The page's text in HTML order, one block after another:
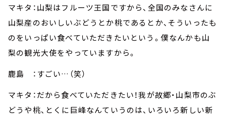
マキタ：山梨はフルーツ王国ですから、全国のみなさんに
山梨産のおいしいぶどうとか桃であるとか、そういったも
のをいっぱい食べていただきたいという。僕なんかも山
梨の観光大使をやっていますから。
鹿島 ：すごい…（笑）
マキタ：だから食べていただきたい！我が故郷・山梨市のぶ
どうや桃、とくに巨峰なんていうのは、いろいろ新しい新